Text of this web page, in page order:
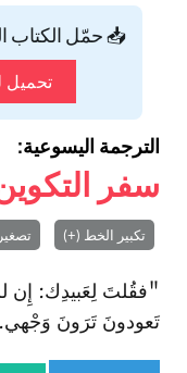
📥 حمّل الكتاب
تحميل
الترجمة اليسوعية:
سفر
تكبير الخط (+)
"فقُلتَ لِعَبيدِك: إِن
تَعودونَ تَرَونَ وَجْهي."